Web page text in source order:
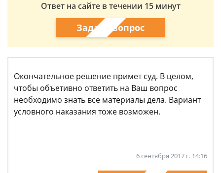
Ответ на сайте в течении 15 минут
Задать вопрос
Окончательное решение примет суд. В целом,
чтобы объетивно ответить на Ваш вопрос
необходимо знать все материалы дела. Вариант
условного наказания тоже возможен.
6 сентября 2017 г. 14:16